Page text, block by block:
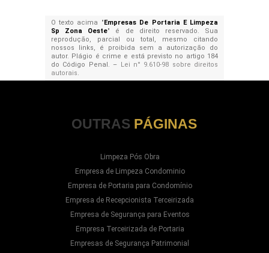
O texto acima " Empresas De Portaria E Limpeza
Sp Zona Oeste" é de direito reservado. Sua
reprodução, parcial ou total, mesmo citando
nossos links, é proibida sem a autorização do
autor. Plágio é crime e está previsto no artigo 184
do Código Penal. –
Lei n° 9.610-98 sobre direitos
autorais.
OUTRAS PÁGINAS
Limpeza Pós Obra
Empresa de Limpeza Condominio
Empresa de Portaria para Condomínio
Empresa de Recepcionista Terceirizada
Empresa de Segurança para Eventos
Empresa Terceirizada de Portaria
Empresas de Segurança Patrimonial